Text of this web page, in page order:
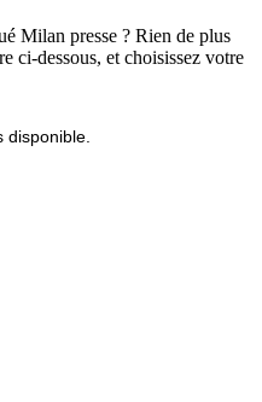
Milan presse ? Rien de plus
ci-dessous, et choisissez votre